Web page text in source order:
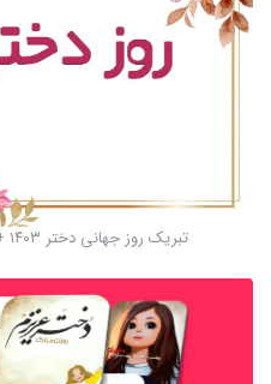
تبریک روز جهانی دختر ۱۴۰۳ + متن، پیام و عکس نوشته ...